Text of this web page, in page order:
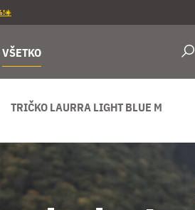
VŠETKO
TRIČKO LAURRA LIGHT BLUE M